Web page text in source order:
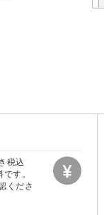
税込
す。
くださ